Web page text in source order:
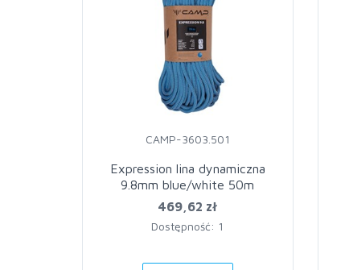
CAMP-3603.501
Expression lina dynamiczna
9.8mm blue/white 50m
469,62 zł
Dostępność: 1